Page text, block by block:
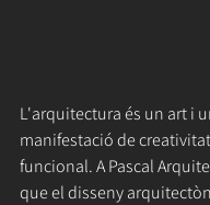
L'arquitectura és un art i
manifestació de
funcional. A Pascal
que el disseny